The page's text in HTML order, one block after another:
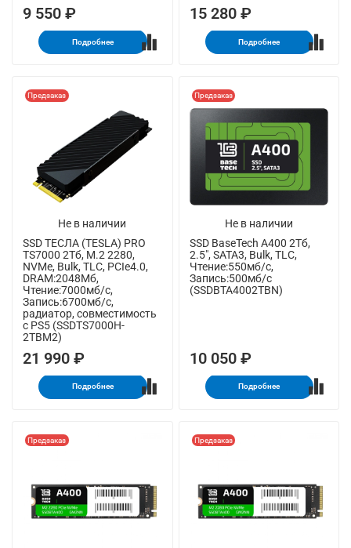
9 550 ₽
Подробнее
15 280 ₽
Подробнее
Не в наличии
Предзаказ
SSD ТЕСЛА (TESLA) PRO
TS7000 2Тб, M.2 2280,
NVMe, Bulk, TLC, PCIe4.0,
DRAM:2048Мб,
Чтение:7000мб/с,
Запись:6700мб/с,
радиатор, совместимость
с PS5 (SSDTS7000H-
2TBM2)
21 990 ₽
Подробнее
Не в наличии
Предзаказ
SSD BaseTech A400 2Тб,
2.5", SATA3, Bulk, TLC,
Чтение:550мб/с,
Запись:500мб/с
(SSDBTA4002TBN)
10 050 ₽
Подробнее
Предзаказ Предзаказ